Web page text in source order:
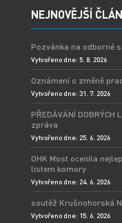
NEJNOVĚJŠÍ
Pozvánka na odborné
Vytvořeno dne: 5. 8. 2026
Oznámení o změně
Vytvořeno dne: 31. 7. 2026
PŘEDÁVÁNÍ
zpráva
Vytvořeno dne: 25. 6. 2026
OHK Most ocenila
listem komory
Vytvořeno dne: 24. 6. 2026
soutěž Krušnohorská
Vytvořeno dne: 15. 6. 2026